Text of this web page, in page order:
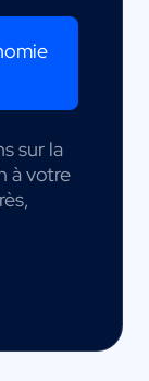
sur la
à votre